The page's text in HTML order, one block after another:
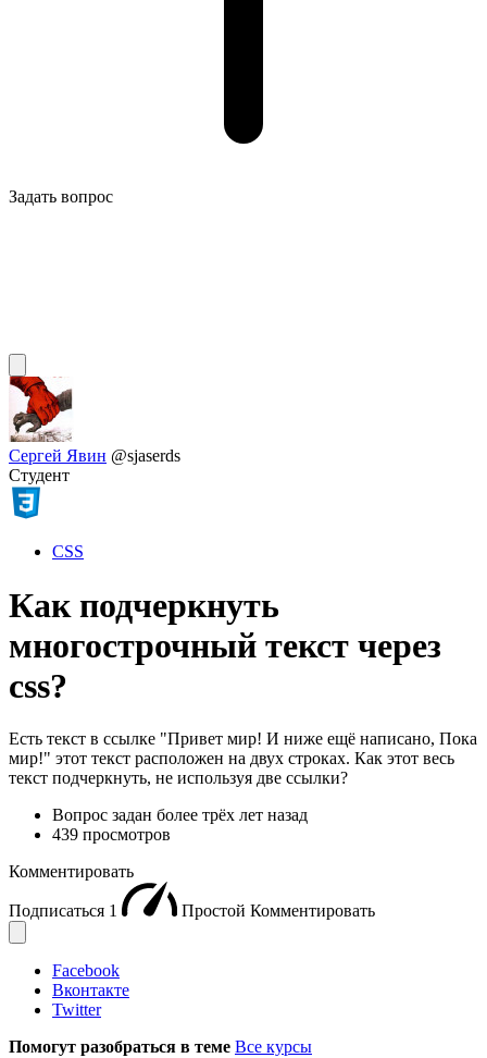
Задать вопрос
Сергей Явин @sjaserds
Студент
CSS
Как подчеркнуть
многострочный текст через
css?
Есть текст в ссылке "Привет мир! И ниже ещё написано, Пока
мир!" этот текст расположен на двух строках. Как этот весь
текст подчеркнуть, не используя две ссылки?
Вопрос задан более трёх лет назад
439 просмотров
Комментировать
Подписаться 1 Простой Комментировать
Facebook
Вконтакте
Twitter
Помогут разобраться в теме Все курсы